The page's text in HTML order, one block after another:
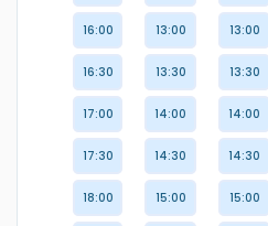
16:00
16:30
17:00
17:30
18:00
13:00
13:30
14:00
14:30
15:00
13:00
13:30
14:00
14:30
15:00